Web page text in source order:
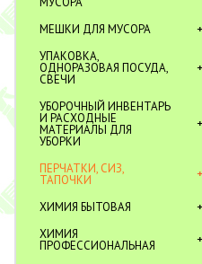
МЕШКИ ДЛЯ МУСОРА
УПАКОВКА,
ОДНОРАЗОВАЯ ПОСУДА,
СВЕЧИ
УБОРОЧНЫЙ ИНВЕНТАРЬ
И РАСХОДНЫЕ
МАТЕРИАЛЫ ДЛЯ
УБОРКИ
ПЕРЧАТКИ, СИЗ,
ТАПОЧКИ
ХИМИЯ БЫТОВАЯ
ХИМИЯ
ПРОФЕССИОНАЛЬНАЯ